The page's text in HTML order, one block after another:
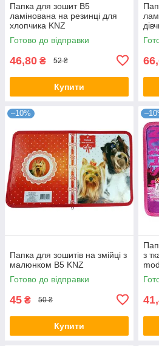
Папка для зошит В5
ламінована на резинці для
хлопчика KNZ
Готово до відправки
46,80 ₴ 52 ₴
Купити
–10%
Папка для зошитів на змійці з
малюнком B5 KNZ
Готово до відправки
45 ₴ 50 ₴
Купити
з